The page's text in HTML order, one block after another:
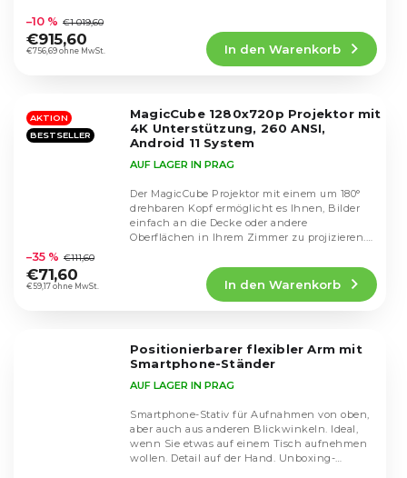
durchschnittliche
Produktbewertung
ist
Sternen.
€756,69 ohne MwSt.
–10 % €1 019,60
€915,60
In den Warenkorb
AKTION
BESTSELLER
MagicCube 1280x720p Projektor mit
4K Unterstützung, 260 ANSI,
Android 11 System
durchschnittliche
Produktbewertung
ist
AUF LAGER IN PRAG
€59,17 ohne MwSt.
–35 % €111,60
€71,60
In den Warenkorb
Der MagicCube Projektor mit einem um 180°
drehbaren Kopf ermöglicht es Ihnen, Bilder
einfach an die Decke oder andere
Oberflächen in Ihrem Zimmer zu projizieren.
Positionierbarer flexibler Arm mit
Smartphone-Ständer
AUF LAGER IN PRAG
Smartphone-Stativ für Aufnahmen von oben,
aber auch aus anderen Blickwinkeln. Ideal,
wenn Sie etwas auf einem Tisch aufnehmen
wollen. Detail auf der Hand. Unboxing-